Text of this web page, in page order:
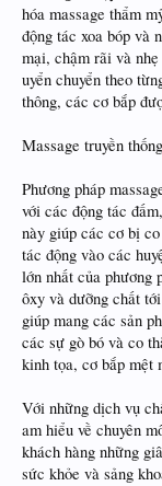
hóa massage thẩm
động tác xoa bóp và
mại, chậm rãi và
uyển chuyển theo
thông, các cơ bắp
Massage truyền
Phương pháp
với các động tác
này giúp các cơ bị
tác động vào các
lớn nhất của phương
ôxy và dưỡng chất
giúp mang các sản
các sự gò bó và co
kinh tọa, cơ bắp mệt
Với những dịch vụ
am hiểu về chuyên
khách hàng những
sức khỏe và sảng